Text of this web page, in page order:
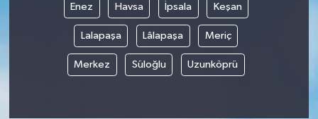
Enez Havsa İpsala Keşan
Lalapaşa Lâlapaşa Meriç
Merkez Süloğlu Uzunköprü